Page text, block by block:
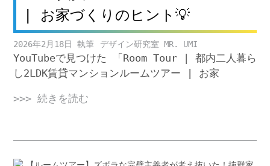
| お家づくりのヒント💡
2026年2月18日 デザイン研究室 MR. UMI
YouTubeで見つけた 「Room Tour | 都内二人暮ら
し2LDK賃貸マンションルームツアー | お家
>>> 続きを読む